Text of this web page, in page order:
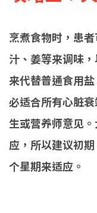
烹煮食物时，患
汁、姜等来调味
来代替普通食用
必适合所有心脏
生或营养师意见
应，所以建议初
个星期来适应。